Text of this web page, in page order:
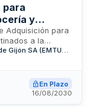
para
y
urbanos de
Adquisición para
a la
de autobuses
Transportes
para el
de
En Plazo
16/08/2030